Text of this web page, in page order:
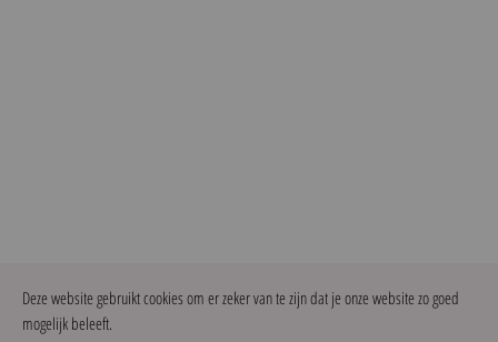
Deze website gebruikt cookies om er zeker van te zijn dat je onze website zo goed
mogelijk beleeft.